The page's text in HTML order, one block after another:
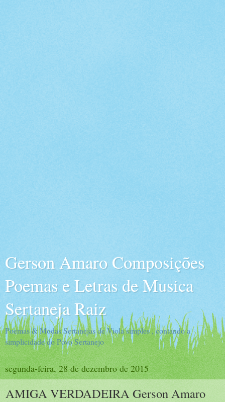
Gerson Amaro Composições
Poemas e Letras de Musica
Sertaneja Raiz
Poemas & Modas Sertanejas de Viola simples , contando a
simplicidade do Povo Sertanejo
segunda-feira, 28 de dezembro de 2015
AMIGA VERDADEIRA Gerson Amaro​